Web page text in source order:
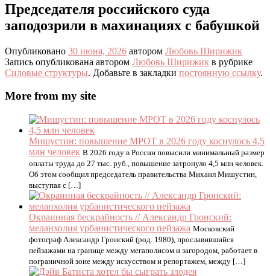
Председателя российского суда
заподозрили в махинациях с бабушкой
Опубликовано 30 июня, 2026 автором Любовь Ширижик
Запись опубликована автором Любовь Ширижик в рубрике
Силовые структуры. Добавьте в закладки постоянную ссылку.
More from my site
Мишустин: повышение МРОТ в 2026 году коснулось 4,5
млн человек В 2026 году в России повысили минимальный размер
оплаты труда до 27 тыс. руб., повышение затронуло 4,5 млн человек.
Об этом сообщил председатель правительства Михаил Мишустин,
выступая с […]
Окраинная бескрайность // Александр Гронский:
меланхолия урбанистического пейзажа Московский
фотограф Александр Гронский (род. 1980), прославившийся
пейзажами на границе между мегаполисом и загородом, работает в
пограничной зоне между искусством и репортажем, между […]